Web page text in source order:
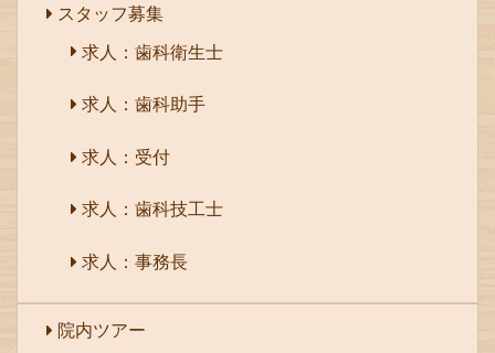
スタッフ募集
求人：歯科衛生士
求人：歯科助手
求人：受付
求人：歯科技工士
求人：事務長
院内ツアー